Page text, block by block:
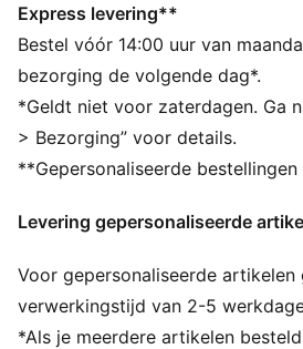
Type hak: Plat
Ademende voering
PUMA x DORA THE EXPLORER
PUMA voor kinderen:
tussen 4 en 8 jaar
Express levering**
Bestel vóór 14:00 uur van
bezorging de volgende dag*.
*Geldt niet voor zaterdagen. Ga
> Bezorging” voor details.
**Gepersonaliseerde
Levering gepersonaliseerde
Voor gepersonaliseerde artikelen
verwerkingstijd van 2-5
*Als je meerdere artikelen